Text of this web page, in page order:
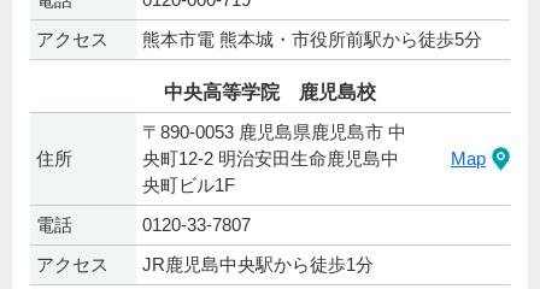
アクセス
熊本市電 熊本城・市役所前駅から徒歩5分
中央高等学院 鹿児島校
住所
〒890-0053 鹿児島県鹿児島市 中
央町12-2 明治安田生命鹿児島中
央町ビル1F
Map
電話
0120-33-7807
アクセス
JR鹿児島中央駅から徒歩1分